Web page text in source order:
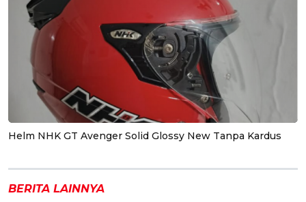
Helm NHK GT Avenger Solid Glossy New Tanpa Kardus
BERITA LAINNYA